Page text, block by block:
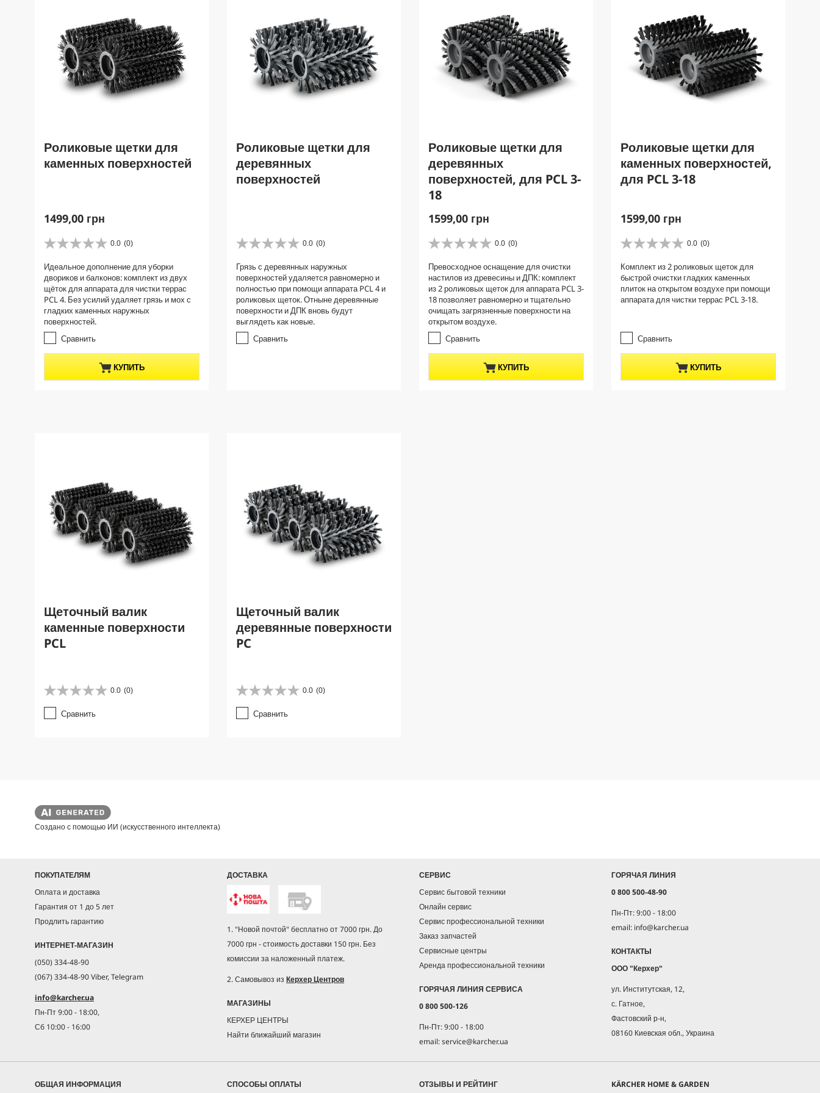
Роликовые щетки для
каменных поверхностей
C
r
e
n
t
p
r
d
u
c
1499,00 грн
0.0 (0)
0
0
и
з
5
з
в
з
д
Идеальное дополнение для уборки
двориков и балконов: комплект из двух
щёток для аппарата для чистки террас
PCL 4. Без усилий удаляет грязь и мох с
гладких каменных наружных
поверхностей.
Сравнить
КУПИТЬ
Роликовые щетки для
деревянных
поверхностей
0.0 (0)
0
0
и
з
5
з
в
з
Грязь с деревянных наружных
поверхностей удаляется равномерно и
полностью при помощи аппарата PCL 4 и
роликовых щеток. Отныне деревянные
поверхности и ДПК вновь будут
выглядеть как новые.
Сравнить
Роликовые щетки для
деревянных
поверхностей, для PCL 3-
18
C
r
e
n
t
p
r
d
u
c
1599,00 грн
0.0 (0)
0
0
и
з
5
з
в
з
д
Превосходное оснащение для очистки
настилов из древесины и ДПК: комплект
из 2 роликовых щеток для аппарата PCL 3-
18 позволяет равномерно и тщательно
очищать загрязненные поверхности на
открытом воздухе.
Сравнить
КУПИТЬ
Роликовые щетки для
каменных поверхностей,
для PCL 3-18
C
r
e
n
t
d
u
c
1599,00 грн
0.0 (0)
0
0
и
з
5
з
д
Комплект из 2 роликовых щеток для
быстрой очистки гладких каменных
плиток на открытом воздухе при помощи
аппарата для чистки террас PCL 3-18.
Сравнить
КУПИТЬ
Щеточный валик
каменные поверхности
PCL
0.0 (0)
0
.
0
д
.
Сравнить
Щеточный валик
деревянные поверхности
PC
0.0 (0)
0
.
0
Сравнить
Создано с помощью ИИ (искусственного интеллекта)
ПОКУПАТЕЛЯМ
Оплата и доставка
Гарантия от 1 до 5 лет
Продлить гарантию
ИНТЕРНЕТ-МАГАЗИН
(050) 334-48-90
(067) 334-48-90 Viber, Telegram
info@karcher.ua
Пн-Пт 9:00 - 18:00,
Сб 10:00 - 16:00
ДОСТАВКА
1. "Новой почтой" бесплатно от 7000 грн. До
7000 грн - стоимость доставки 150 грн. Без
комиссии за наложенный платеж.
2. Самовывоз из Керхер Центров
МАГАЗИНЫ
КЕРХЕР ЦЕНТРЫ
Найти ближайший магазин
СЕРВИС
Сервис бытовой техники
Онлайн сервис
Сервис профессиональной техники
Заказ запчастей
Сервисные центры
Аренда профессиональной техники
ГОРЯЧАЯ ЛИНИЯ СЕРВИСА
0 800 500-126
Пн-Пт: 9:00 - 18:00
email: service@karcher.ua
ГОРЯЧАЯ ЛИНИЯ
0 800 500-48-90
Пн-Пт: 9:00 - 18:00
email: info@karcher.ua
КОНТАКТЫ
ООО "Керхер"
ул. Институтская, 12,
с. Гатное,
Фастовский р-н,
08160 Киевская обл., Украина
ОБЩАЯ ИНФОРМАЦИЯ СПОСОБЫ ОПЛАТЫ ОТЗЫВЫ И РЕЙТИНГ KÄRCHER HOME & GARDEN